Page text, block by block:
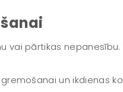
vai pārtikas
un ikdienas